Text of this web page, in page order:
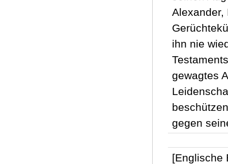
Alexander,
ihn nie
gewagtes
gegen
[Englische